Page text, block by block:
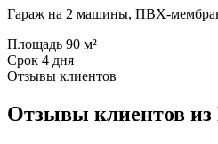
Гараж на 2 машины, ПВХ-
Площадь 90 м²
Срок 4 дня
Отзывы клиентов
Отзывы клиентов из